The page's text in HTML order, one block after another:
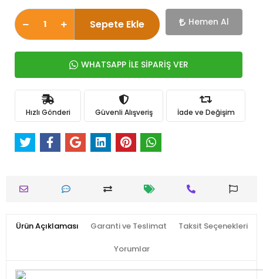
Sepete Ekle Hemen Al
WHATSAPP İLE SİPARİŞ VER
Hızlı Gönderi Güvenli Alışveriş İade ve Değişim
Ürün Açıklaması Garanti ve Teslimat Taksit Seçenekleri
Yorumlar